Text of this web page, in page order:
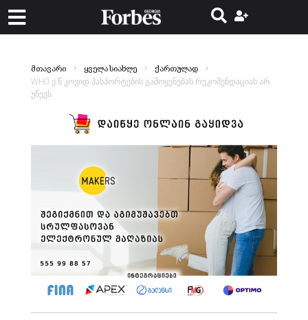
მთავარი ყველა სიახლე ქართულად
WHO ე.წ კოვიდ-პასპორტების გამოყენებას რეკომენდაციას არ
უწევს